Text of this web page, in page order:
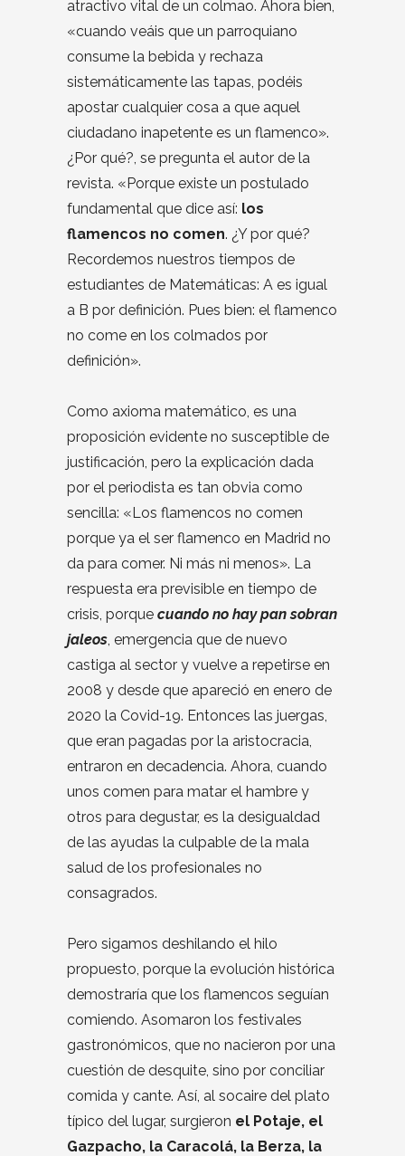
atractivo vital de un colmao. Ahora bien,
«cuando veáis que un parroquiano
consume la bebida y rechaza
sistemáticamente las tapas, podéis
apostar cualquier cosa a que aquel
ciudadano inapetente es un flamenco».
¿Por qué?, se pregunta el autor de la
revista. «Porque existe un postulado
fundamental que dice así: los
flamencos no comen. ¿Y por qué?
Recordemos nuestros tiempos de
estudiantes de Matemáticas: A es igual
a B por definición. Pues bien: el flamenco
no come en los colmados por
definición».
Como axioma matemático, es una
proposición evidente no susceptible de
justificación, pero la explicación dada
por el periodista es tan obvia como
sencilla: «Los flamencos no comen
porque ya el ser flamenco en Madrid no
da para comer. Ni más ni menos». La
respuesta era previsible en tiempo de
crisis, porque cuando no hay pan sobran
jaleos , emergencia que de nuevo
castiga al sector y vuelve a repetirse en
2008 y desde que apareció en enero de
2020 la Covid-19. Entonces las juergas,
que eran pagadas por la aristocracia,
entraron en decadencia. Ahora, cuando
unos comen para matar el hambre y
otros para degustar, es la desigualdad
de las ayudas la culpable de la mala
salud de los profesionales no
consagrados.
Pero sigamos deshilando el hilo
propuesto, porque la evolución histórica
demostraría que los flamencos seguían
comiendo. Asomaron los festivales
gastronómicos, que no nacieron por una
cuestión de desquite, sino por conciliar
comida y cante. Así, al socaire del plato
típico del lugar, surgieron el Potaje, el
Gazpacho, la Caracolá, la Berza, la